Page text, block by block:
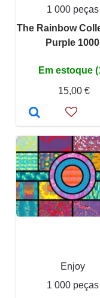
1 000 peças
The Rainbow
Purple 1000
Em estoque
15,00 €
Enjoy
1 000 peças